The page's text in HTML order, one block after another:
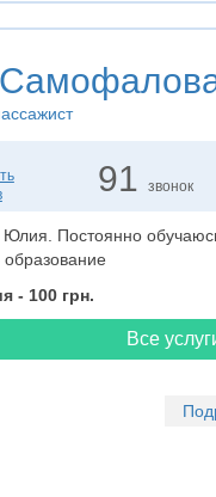
91 звонок
Юлия. Постоянно
- 100 грн.
Все